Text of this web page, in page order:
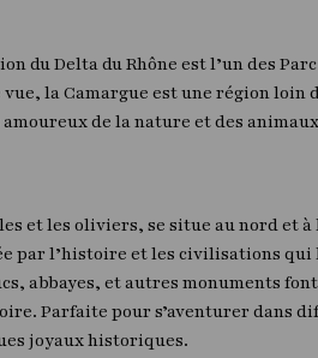
du Delta du Rhône est l’un des
la Camargue est une région loin
de la nature et des
et les oliviers, se situe au nord et à
par l’histoire et les civilisations qui
abbayes, et autres monuments
Parfaite pour s’aventurer dans
joyaux historiques.